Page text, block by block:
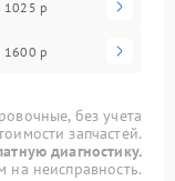
1025 р
1600 р
без учета
запчастей.
диагностику.
неисправность.